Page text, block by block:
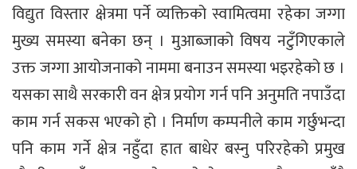
विद्युत विस्तार क्षेत्रमा पर्ने व्यक्तिको स्वामित्वमा रहेका जग्गा
मुख्य समस्या बनेका छन् । मुआब्जाको विषय नटुँगिएकाले
उक्त जग्गा आयोजनाको नाममा बनाउन समस्या भइरहेको छ ।
यसका साथै सरकारी वन क्षेत्र प्रयोग गर्न पनि अनुमति नपाउँदा
काम गर्न सकस भएको हो । निर्माण कम्पनीले काम गर्छुभन्दा
पनि काम गर्ने क्षेत्र नहुँदा हात बाधेर बस्नु परिरहेको प्रमुख